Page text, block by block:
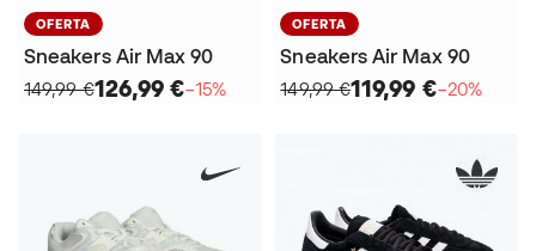
OFERTA
Sneakers Air Max 90
149,99 €126,99 €−15%
OFERTA
Sneakers Air Max 90
149,99 €119,99 €−20%